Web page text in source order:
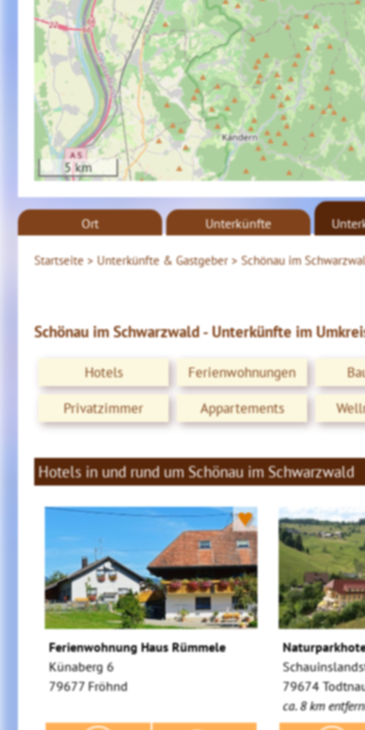
5 km
Startseite > Unterkünfte & Gastgeber > Schönau im
Ort Unterkünfte
Schönau im Schwarzwald - Unterkünfte im
Hotels Ferienwohnungen
Privatzimmer
Appartements
Hotels in und rund um Schönau im Schwarzwald
♥
Ferienwohnung Haus Rümmele
Künaberg 6
79677 Fröhnd
79674
ca. 8 km